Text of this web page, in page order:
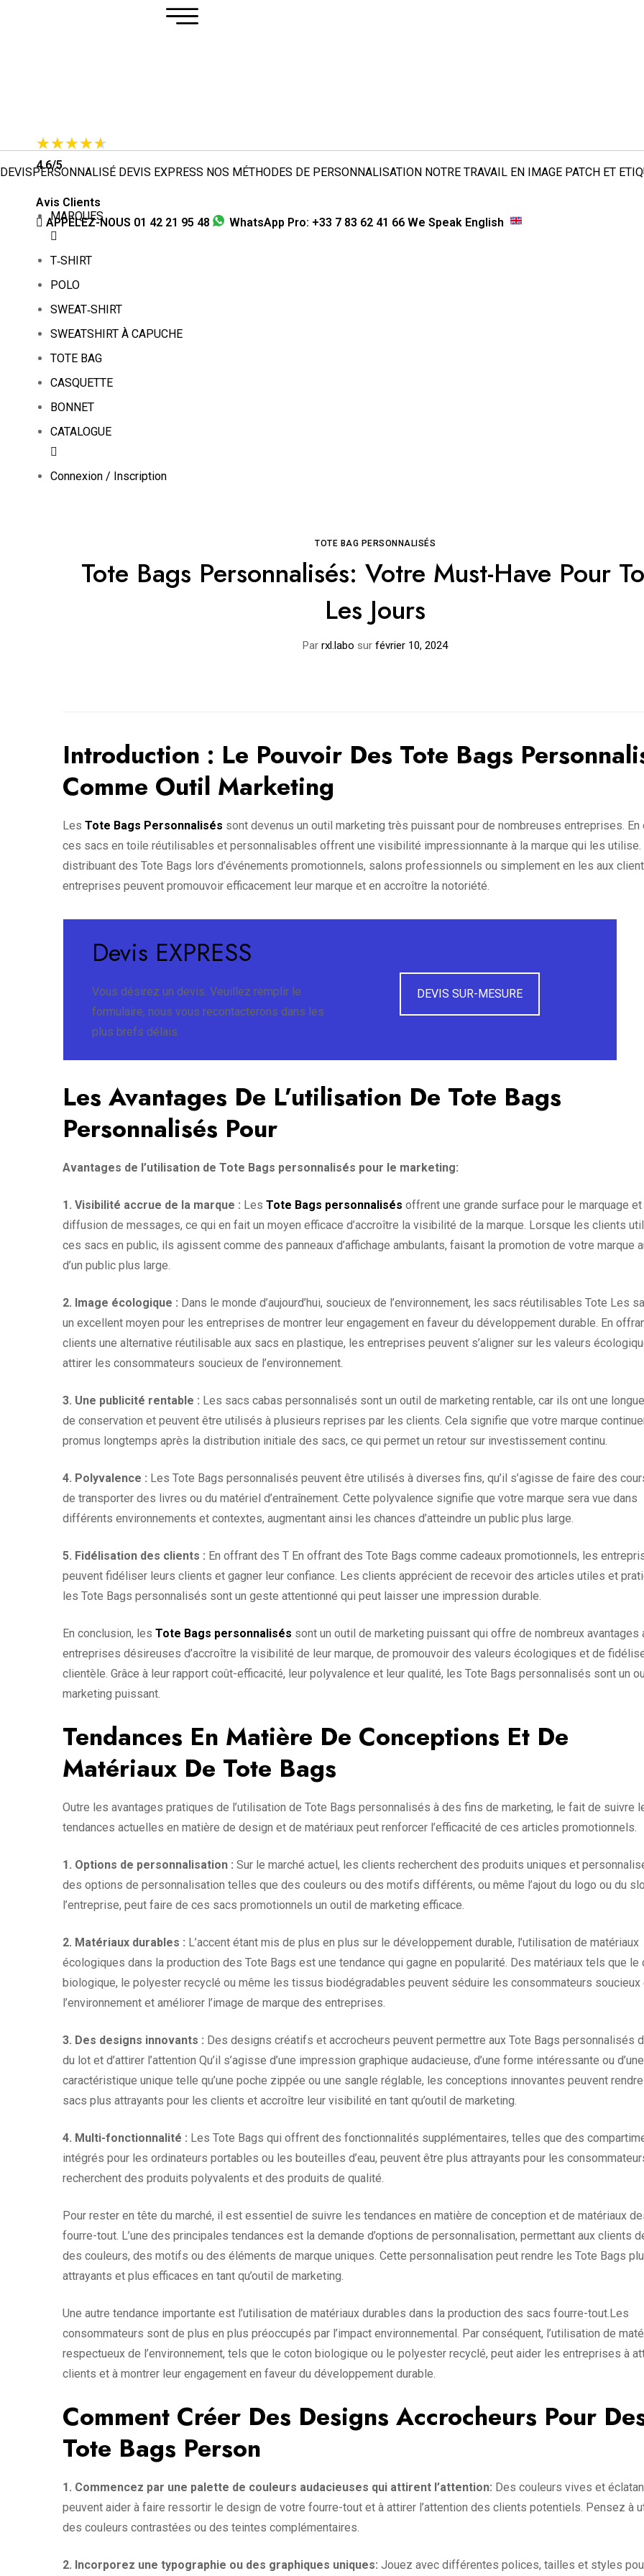
4.6/5
Avis Clients
APPELEZ-NOUS 01 42 21 95 48 WhatsApp Pro: +33 7 83 62 41 66 We Speak English
DEVISPERSONNALISÉ DEVIS EXPRESS NOS MÉTHODES DE PERSONNALISATION NOTRE TRAVAIL EN IMAGE PATCH ET
MARQUES
T‑SHIRT
POLO
SWEAT‑SHIRT
SWEATSHIRT À CAPUCHE
TOTE BAG
CASQUETTE
BONNET
CATALOGUE
Connexion / Inscription
TOTE BAG PERSONNALISÉS
Tote Bags Personnalisés: Votre Must-Have Pour
Les Jours
Par rxl.labo sur février 10, 2024
Introduction : Le Pouvoir Des Tote Bags
Comme Outil Marketing
Les Tote Bags Personnalisés sont devenus un outil marketing très puissant pour de nombreuses entreprises. En
ces sacs en toile réutilisables et personnalisables offrent une visibilité impressionnante à la marque qui les utilise.
distribuant des Tote Bags lors d’événements promotionnels, salons professionnels ou simplement en les aux
entreprises peuvent promouvoir efficacement leur marque et en accroître la notoriété.
Devis EXPRESS
Vous désirez un devis. Veuillez remplir le
formulaire, nous vous recontacterons dans les
plus brefs délais.
DEVIS SUR-MESURE
Les Avantages De L’utilisation De Tote Bags
Personnalisés Pour
Avantages de l’utilisation de Tote Bags personnalisés pour le marketing:
1. Visibilité accrue de la marque : Les Tote Bags personnalisés offrent une grande surface pour le marquage et
diffusion de messages, ce qui en fait un moyen efficace d’accroître la visibilité de la marque. Lorsque les clients
ces sacs en public, ils agissent comme des panneaux d’affichage ambulants, faisant la promotion de votre marque
d’un public plus large.
2. Image écologique : Dans le monde d’aujourd’hui, soucieux de l’environnement, les sacs réutilisables Tote Les
un excellent moyen pour les entreprises de montrer leur engagement en faveur du développement durable. En
clients une alternative réutilisable aux sacs en plastique, les entreprises peuvent s’aligner sur les valeurs
attirer les consommateurs soucieux de l’environnement.
3. Une publicité rentable : Les sacs cabas personnalisés sont un outil de marketing rentable, car ils ont une
de conservation et peuvent être utilisés à plusieurs reprises par les clients. Cela signifie que votre marque
promus longtemps après la distribution initiale des sacs, ce qui permet un retour sur investissement continu.
4. Polyvalence : Les Tote Bags personnalisés peuvent être utilisés à diverses fins, qu’il s’agisse de faire des
de transporter des livres ou du matériel d’entraînement. Cette polyvalence signifie que votre marque sera vue dans
différents environnements et contextes, augmentant ainsi les chances d’atteindre un public plus large.
5. Fidélisation des clients : En offrant des T En offrant des Tote Bags comme cadeaux promotionnels, les
peuvent fidéliser leurs clients et gagner leur confiance. Les clients apprécient de recevoir des articles utiles et
les Tote Bags personnalisés sont un geste attentionné qui peut laisser une impression durable.
En conclusion, les Tote Bags personnalisés sont un outil de marketing puissant qui offre de nombreux avantages
entreprises désireuses d’accroître la visibilité de leur marque, de promouvoir des valeurs écologiques et de
clientèle. Grâce à leur rapport coût-efficacité, leur polyvalence et leur qualité, les Tote Bags personnalisés sont un
marketing puissant.
Tendances En Matière De Conceptions Et De
Matériaux De Tote Bags
Outre les avantages pratiques de l’utilisation de Tote Bags personnalisés à des fins de marketing, le fait de suivre
tendances actuelles en matière de design et de matériaux peut renforcer l’efficacité de ces articles promotionnels.
1. Options de personnalisation : Sur le marché actuel, les clients recherchent des produits uniques et
des options de personnalisation telles que des couleurs ou des motifs différents, ou même l’ajout du logo ou du
l’entreprise, peut faire de ces sacs promotionnels un outil de marketing efficace.
2. Matériaux durables : L’accent étant mis de plus en plus sur le développement durable, l’utilisation de matériaux
écologiques dans la production des Tote Bags est une tendance qui gagne en popularité. Des matériaux tels que le
biologique, le polyester recyclé ou même les tissus biodégradables peuvent séduire les consommateurs soucieux
l’environnement et améliorer l’image de marque des entreprises.
3. Des designs innovants : Des designs créatifs et accrocheurs peuvent permettre aux Tote Bags personnalisés
du lot et d’attirer l’attention Qu’il s’agisse d’une impression graphique audacieuse, d’une forme intéressante ou d’une
caractéristique unique telle qu’une poche zippée ou une sangle réglable, les conceptions innovantes peuvent
sacs plus attrayants pour les clients et accroître leur visibilité en tant qu’outil de marketing.
4. Multi-fonctionnalité : Les Tote Bags qui offrent des fonctionnalités supplémentaires, telles que des
intégrés pour les ordinateurs portables ou les bouteilles d’eau, peuvent être plus attrayants pour les
recherchent des produits polyvalents et des produits de qualité.
Pour rester en tête du marché, il est essentiel de suivre les tendances en matière de conception et de matériaux
fourre-tout. L’une des principales tendances est la demande d’options de personnalisation, permettant aux clients
des couleurs, des motifs ou des éléments de marque uniques. Cette personnalisation peut rendre les Tote Bags
attrayants et plus efficaces en tant qu’outil de marketing.
Une autre tendance importante est l’utilisation de matériaux durables dans la production des sacs fourre-tout.Les
consommateurs sont de plus en plus préoccupés par l’impact environnemental. Par conséquent, l’utilisation de
respectueux de l’environnement, tels que le coton biologique ou le polyester recyclé, peut aider les entreprises à
clients et à montrer leur engagement en faveur du développement durable.
Comment Créer Des Designs Accrocheurs Pour
Tote Bags Person
1. Commencez par une palette de couleurs audacieuses qui attirent l’attention: Des couleurs vives et
peuvent aider à faire ressortir le design de votre fourre-tout et à attirer l’attention des clients potentiels. Pensez à
des couleurs contrastées ou des teintes complémentaires.
2. Incorporez une typographie ou des graphiques uniques: Jouez avec différentes polices, tailles et styles